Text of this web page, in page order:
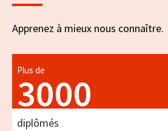
Apprenez à mieux nous connaître.
Plus de
3000
diplômés